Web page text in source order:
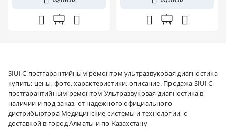
SIUI С постгарантийным ремонтом ультразвуковая диагностика
купить: цены, фото, характеристики, описание. Продажа SIUI С
постгарантийным ремонтом Ультразвуковая диагностика в
наличии и под заказ, от надежного официального
дистрибьютора Медицинские системы и технологии, с
доставкой в город Алматы и по Казахстану